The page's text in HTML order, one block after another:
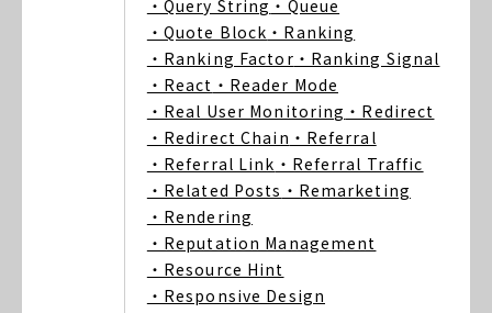
・Query String ・Queue
・Quote Block ・Ranking
・Ranking Factor ・Ranking Signal
・React ・Reader Mode
・Real User Monitoring ・Redirect
・Redirect Chain ・Referral
・Referral Link ・Referral Traffic
・Related Posts ・Remarketing
・Rendering
・Reputation Management
・Resource Hint
・Responsive Design